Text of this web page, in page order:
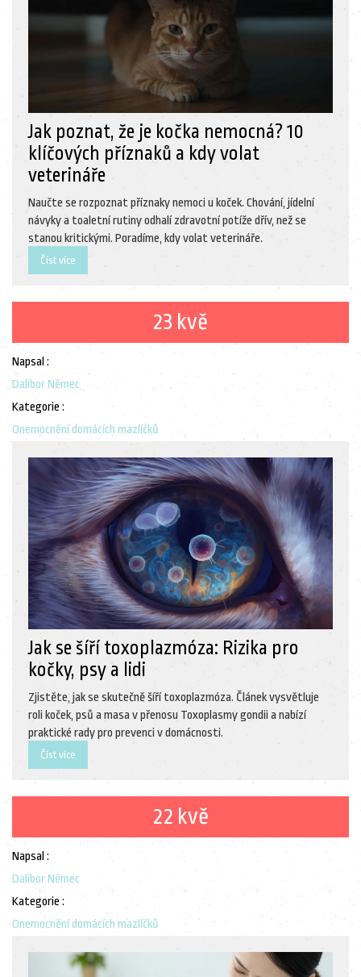
Jak poznat, že je kočka nemocná? 10
klíčových příznaků a kdy volat
veterináře
Naučte se rozpoznat příznaky nemoci u koček. Chování, jídelní
návyky a toaletní rutiny odhalí zdravotní potíže dřív, než se
stanou kritickými. Poradíme, kdy volat veterináře.
Číst více
23 kvě
Napsal :
Dalibor Němec
Kategorie :
Onemocnění domácích mazlíčků
Jak se šíří toxoplazmóza: Rizika pro
kočky, psy a lidi
Zjistěte, jak se skutečně šíří toxoplazmóza. Článek vysvětluje
roli koček, psů a masa v přenosu Toxoplasmy gondii a nabízí
praktické rady pro prevenci v domácnosti.
Číst více
22 kvě
Napsal :
Dalibor Němec
Kategorie :
Onemocnění domácích mazlíčků